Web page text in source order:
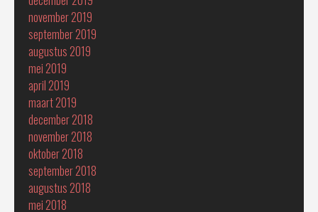
november 2019
september 2019
augustus 2019
mei 2019
april 2019
maart 2019
december 2018
november 2018
oktober 2018
september 2018
augustus 2018
mei 2018